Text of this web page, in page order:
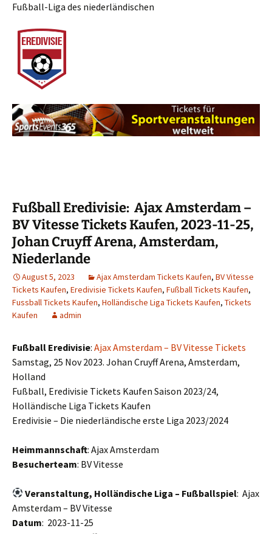
Fußball-Liga des niederländischen
Fußball Eredivisie: Ajax Amsterdam –
BV Vitesse Tickets Kaufen, 2023-11-25,
Johan Cruyff Arena, Amsterdam,
Niederlande
August 5, 2023 Ajax Amsterdam Tickets Kaufen, BV Vitesse
Tickets Kaufen, Eredivisie Tickets Kaufen, Fußball Tickets Kaufen,
Fussball Tickets Kaufen, Holländische Liga Tickets Kaufen, Tickets
Kaufen
admin
Fußball Eredivisie: Ajax Amsterdam – BV Vitesse Tickets
Samstag, 25 Nov 2023. Johan Cruyff Arena, Amsterdam,
Holland
Fußball, Eredivisie Tickets Kaufen Saison 2023/24,
Holländische Liga Tickets Kaufen
Eredivisie – Die niederländische erste Liga 2023/2024
Heimmannschaft: Ajax Amsterdam
Besucherteam: BV Vitesse
Veranstaltung, Holländische Liga – Fußballspiel: Ajax
Amsterdam – BV Vitesse
Datum: 2023-11-25